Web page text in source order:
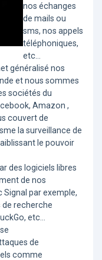
nos échanges
de mails ou
sms, nos appels
téléphoniques,
etc…
généralisé nos
et nous sommes
sociétés du
Amazon ,
couvert de
la surveillance de
le pouvoir
des logiciels libres
de nos
par exemple,
de recherche
etc…
de
comme